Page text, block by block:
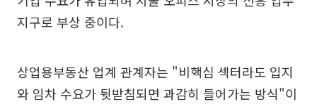
지구로 부상 중이다.
상업용부동산 업계 관계자는 "비핵심 섹터라도 입지
와 임차 수요가 뒷받침되면 과감히 들어가는 방식"이